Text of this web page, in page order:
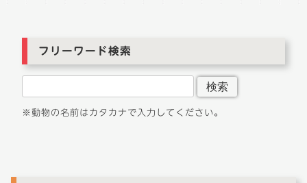
ョ
フリーワード検索
検索
※動物の名前はカタカナで入力してください。